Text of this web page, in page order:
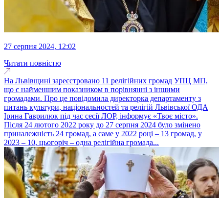
27 серпня 2024, 12:02
Читати повністю
На Львівщині зареєстровано 11 релігійних громад УПЦ МП,
що є найменшим показником в порівнянні з іншими
громадами. Про це повідомила директорка департаменту з
питань культури, національностей та релігій Львівської ОДА
Ірина Гаврилюк під час сесії ЛОР, інформує «Твоє місто».
Після 24 лютого 2022 року до 27 серпня 2024 було змінено
приналежність 24 громад, а саме у 2022 році – 13 громад, у
2023 – 10, цьогоріч – одна релігійна громада...